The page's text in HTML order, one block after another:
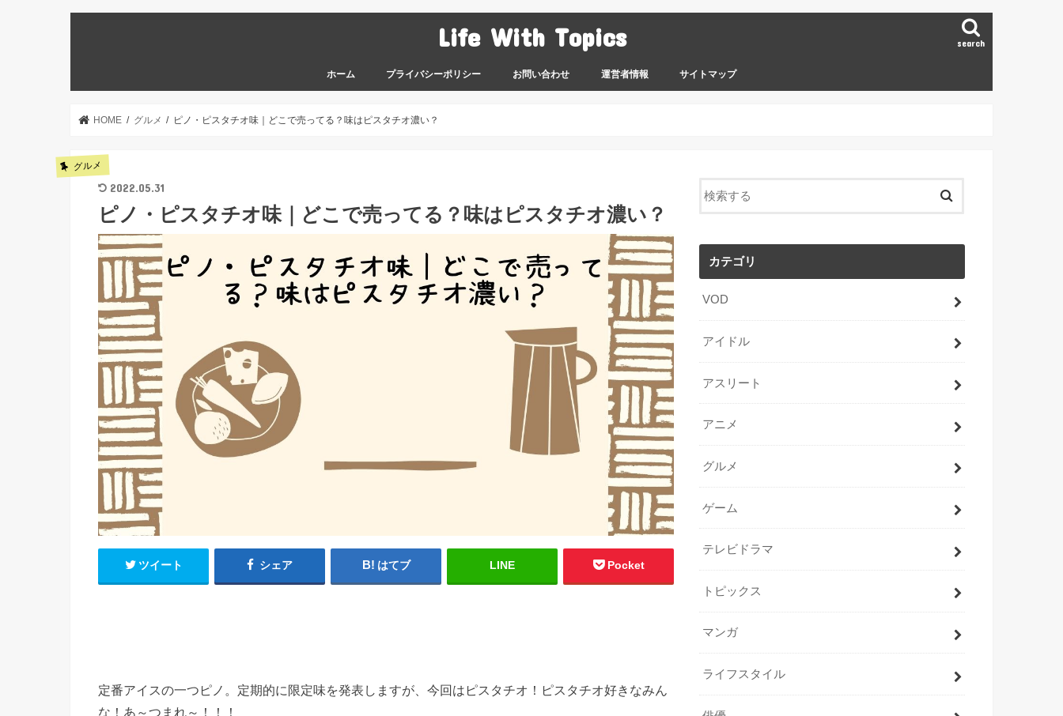
Life With Topics search
ホーム プライバシーポリシー お問い合わせ 運営者情報 サイトマップ
HOME グルメ ピノ・ピスタチオ味｜どこで売ってる？味はピスタチオ濃い？
グルメ
2022.05.31
ピノ・ピスタチオ味｜どこで売ってる？味はピスタチオ濃い？
ツイート シェア はてブ LINE Pocket
定番アイスの一つピノ。定期的に限定味を発表しますが、今回はピスタチオ！ピスタチオ好きなみん
な！あ～つまれ～！！！
カテゴリ
VOD
アイドル
アスリート
アニメ
グルメ
ゲーム
テレビドラマ
トピックス
マンガ
ライフスタイル